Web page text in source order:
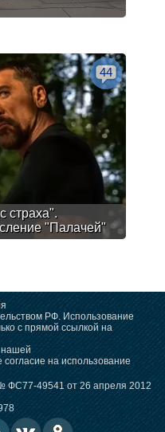
страха".
"Палачей"
44
РФ. Использование
с прямой ссылкой на
нашей
согласие на использование
ФС77-49541 от 26 апреля 2012